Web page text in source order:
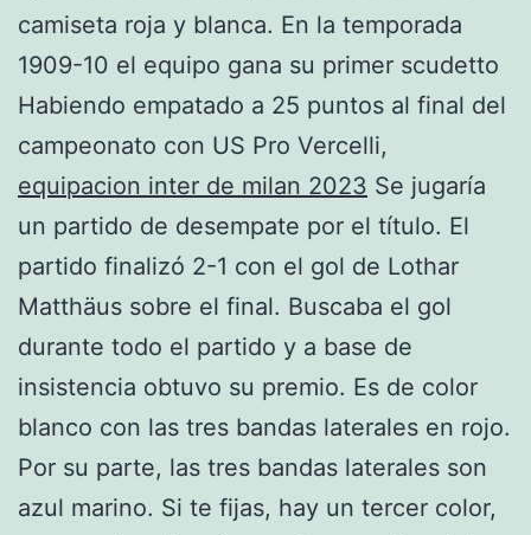
camiseta roja y blanca. En la temporada
1909-10 el equipo gana su primer scudetto
Habiendo empatado a 25 puntos al final del
campeonato con US Pro Vercelli,
equipacion inter de milan 2023 Se jugaría
un partido de desempate por el título. El
partido finalizó 2-1 con el gol de Lothar
Matthäus sobre el final. Buscaba el gol
durante todo el partido y a base de
insistencia obtuvo su premio. Es de color
blanco con las tres bandas laterales en rojo.
Por su parte, las tres bandas laterales son
azul marino. Si te fijas, hay un tercer color,